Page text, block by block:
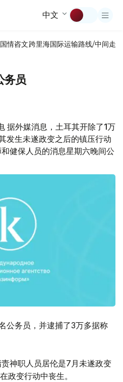
中文
国情咨文跨里海国际运输路线/中间走廊
务员
据外媒消息，土耳其开除了1万
发生未遂政变之后的镇压行动
健保人员的消息星期六晚间公
公务员，并逮捕了3万多据称
神职人员居伦是7月未遂政变
政变行动中丧生。